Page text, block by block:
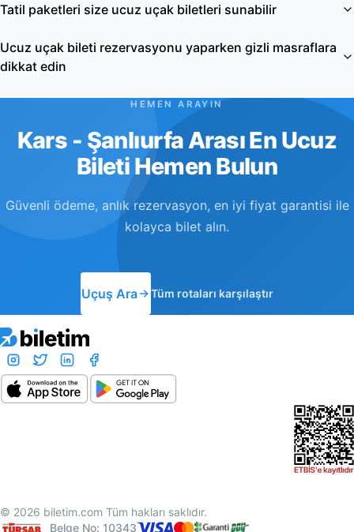
Tatil paketleri size ucuz uçak biletleri sunabilir
Ucuz uçak bileti rezervasyonu yaparken gizli masraflara
dikkat edin
HEMEN ARAYIN
Kars - Şanlıurfa Arası En Ucuz
Bileti Hemen Bulun
Güvenli ödeme, anlık rezervasyon, en iyi fiyat garantisi ile
kolayca bilet alın.
Uçuş Ara Tüm rotaları karşılaştır
© 2026 biletim.com Tüm hakları saklıdır.
Belge No: 10343